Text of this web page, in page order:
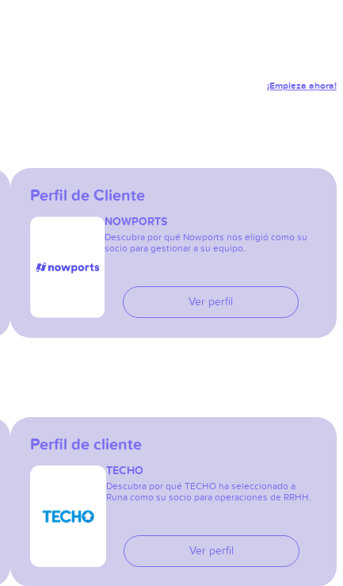
¡Empieza ahora!
Perfil de Cliente
NOWPORTS
Descubra por qué Nowports nos eligió como su
socio para gestionar a su equipo.
Ver perfil
Perfil de cliente
TECHO
Descubra por qué TECHO ha seleccionado a
Runa como su socio para operaciones de RRHH.
Ver perfil